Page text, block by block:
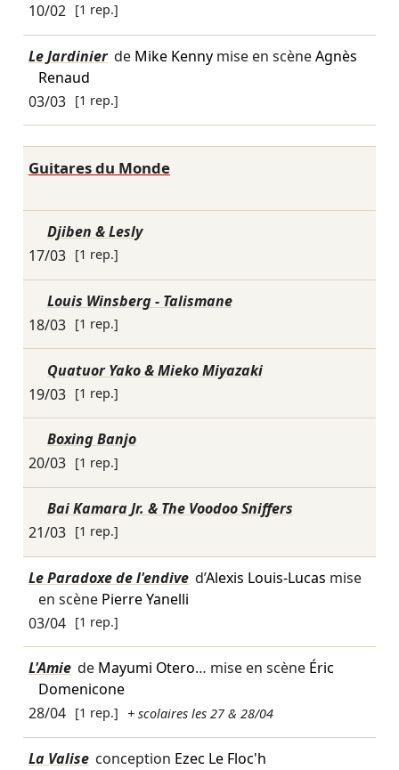
10/02 [1 rep.]
Le Jardinier de Mike Kennymise en scèneAgnès
Renaud
03/03 [1 rep.]
Guitares du Monde
Djiben & Lesly
17/03 [1 rep.]
Louis Winsberg - Talismane
18/03 [1 rep.]
Quatuor Yako & Mieko Miyazaki
19/03 [1 rep.]
Boxing Banjo
20/03 [1 rep.]
Bai Kamara Jr. & The Voodoo Sniffers
21/03 [1 rep.]
Le Paradoxe de l'endive d’Alexis Louis-Lucas mise
en scène Pierre Yanelli
03/04 [1 rep.]
L'Amie de Mayumi Otero… mise en scène Éric
Domenicone
28/04 [1 rep.] + scolaires les 27 & 28/04
La Valise conception Ezec Le Floc'h